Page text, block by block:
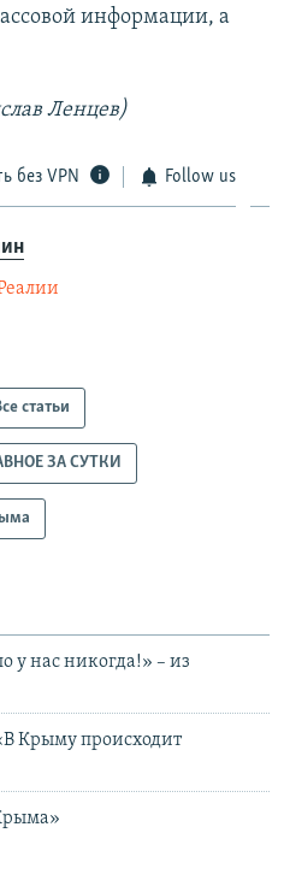
информации, а
Ленцев)
без VPN Follow us
статьи
ЗА СУТКИ
у нас никогда!» – из
Крыму происходит